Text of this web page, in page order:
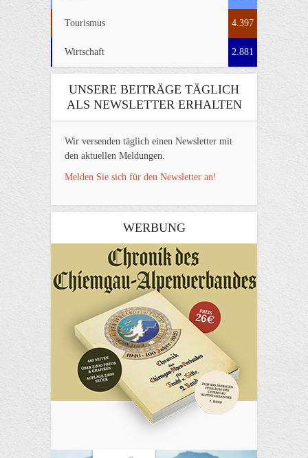
Tourismus 4.397
Wirtschaft 2.881
UNSERE BEITRÄGE TÄGLICH
ALS NEWSLETTER ERHALTEN
Wir versenden täglich einen Newsletter mit
den aktuellen Meldungen.
Melden Sie sich für den Newsletter an!
WERBUNG